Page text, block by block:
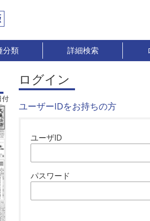
分類 詳細検索
付
ログイン
ユーザーIDをお持ちの方
ユーザID
パスワード